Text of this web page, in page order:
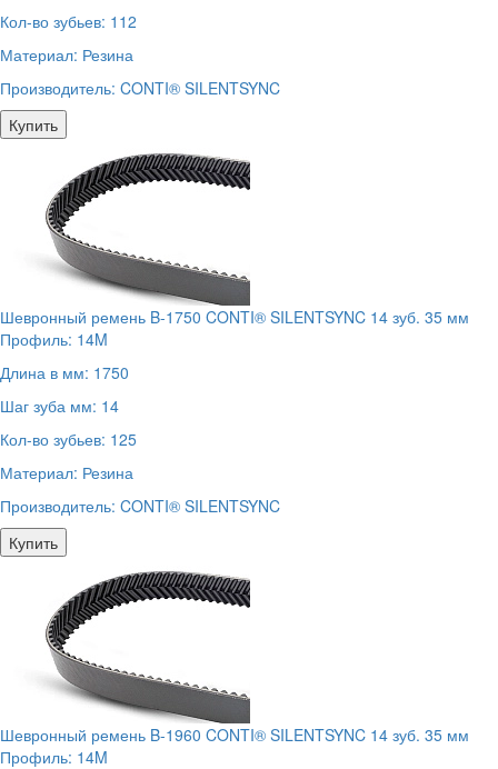
Кол-во зубьев: 112
Материал: Резина
Производитель: CONTI® SILENTSYNC
Купить
Шевронный ремень B-1750 CONTI® SILENTSYNC 14 зуб. 35 мм
Профиль: 14M
Длина в мм: 1750
Шаг зуба мм: 14
Кол-во зубьев: 125
Материал: Резина
Производитель: CONTI® SILENTSYNC
Купить
Шевронный ремень B-1960 CONTI® SILENTSYNC 14 зуб. 35 мм
Профиль: 14M